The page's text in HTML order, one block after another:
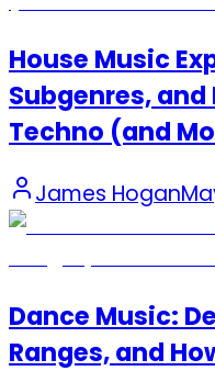
House Music
Subgenres,
Techno (and
James Hogan
Dance Music:
Ranges, and